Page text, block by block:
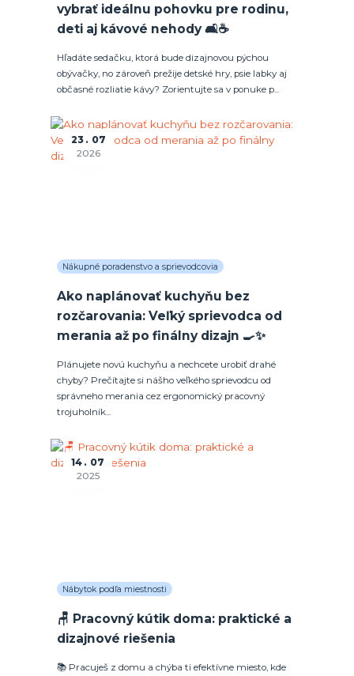
vybrať ideálnu pohovku pre rodinu,
deti aj kávové nehody 🛋️☕
Hľadáte sedačku, ktorá bude dizajnovou pýchou
obývačky, no zároveň prežije detské hry, psie labky aj
občasné rozliatie kávy? Zorientujte sa v ponuke p...
23
07
2026
Nákupné poradenstvo a sprievodcovia
Ako naplánovať kuchyňu bez
rozčarovania: Veľký sprievodca od
merania až po finálny dizajn 🍳✨
Plánujete novú kuchyňu a nechcete urobiť drahé
chyby? Prečítajte si nášho veľkého sprievodcu od
správneho merania cez ergonomický pracovný
trojuholník...
14
07
2025
Nábytok podľa miestnosti
🪑 Pracovný kútik doma: praktické a
dizajnové riešenia
📚 Pracuješ z domu a chýba ti efektívne miesto, kde